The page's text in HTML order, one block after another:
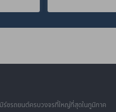
ซรถยนต์ครบวงจรที่ใหญ่ที่สุดในภูมิภาค